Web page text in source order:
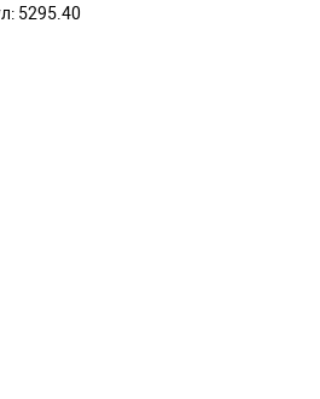
5295.40